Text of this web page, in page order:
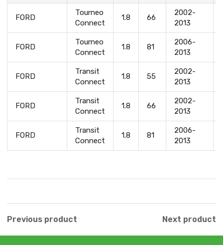
FORD
Tourneo
Connect
1.8 66
2002-
2013
FORD
Tourneo
Connect
1.8 81
2006-
2013
FORD
Transit
Connect
1.8 55
2002-
2013
FORD
Transit
Connect
1.8 66
2002-
2013
FORD
Transit
Connect
1.8 81
2006-
2013
Previous product Next product